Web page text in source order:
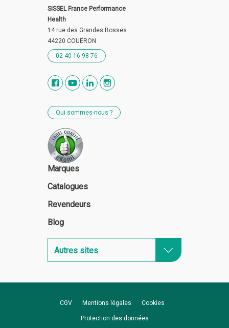
SISSEL France Performance
Health
14 rue des Grandes Bosses
44220 COUËRON
02 40 16 98 76
Qui sommes-nous ?
Marques
Catalogues
Revendeurs
Blog
Autres sites
CGV Mentions légales Cookies
Protection des données